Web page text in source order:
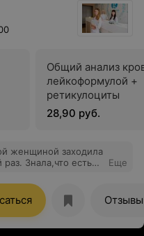
Общий анализ
лейкоформулой +
ретикулоциты
28,90 руб.
женщиной заходила
Знала,что есть
с
Ольгой
Мы обращались
Еще
Отзывы